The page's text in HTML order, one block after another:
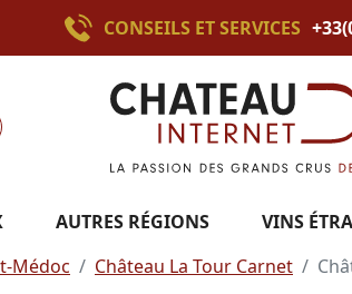
CONSEILS ET SERVICES
AUTRES RÉGIONS VINS
Médoc Château La Tour Carnet